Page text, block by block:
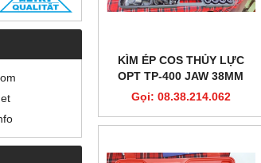
KÌM ÉP COS THỦY LỰC
OPT TP-400 JAW 38MM
Gọi: 08.38.214.062